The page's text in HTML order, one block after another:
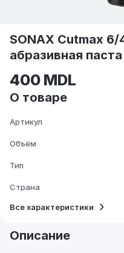
SONAX Cutmax 6/
абразивная
400 MDL
О товаре
Артикул
Объём
Тип
Страна
Все характеристики
Описание